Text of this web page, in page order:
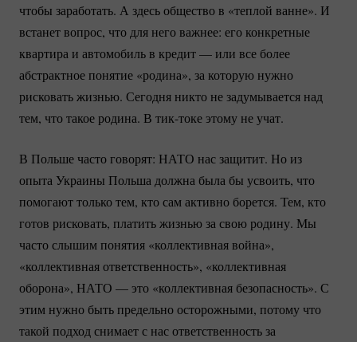
чтобы заработать. А здесь общество в «теплой ванне». И
встанет вопрос, что для него важнее: его конкретные
квартира и автомобиль в кредит — или все более
абстрактное понятие «родина», за которую нужно
рисковать жизнью. Сегодня никто не задумывается над
тем, что такое родина. В тик-токе этому не учат.
В Польше часто говорят: НАТО нас защитит. Но из
опыта Украины Польша должна была бы усвоить, что
помогают только тем, кто сам активно борется. Тем, кто
готов рисковать, платить жизнью за свою родину. Мы
часто слышим понятия «коллективная война»,
«коллективная ответственность», «коллективная
оборона», НАТО — это «коллективная безопасность». С
этим нужно быть предельно осторожными, потому что
такой подход снимает с нас ответственность за